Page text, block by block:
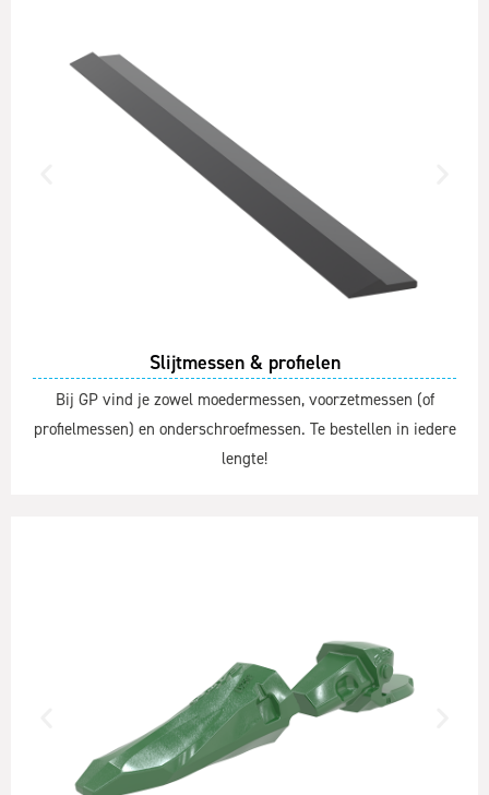
Slijtmessen & profielen
Bij GP vind je zowel moedermessen, voorzetmessen (of
profielmessen) en onderschroefmessen. Te bestellen in iedere
lengte!